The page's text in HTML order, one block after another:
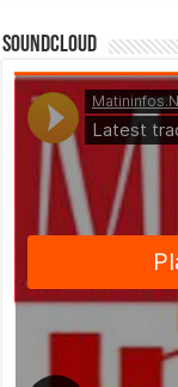
SoundCloud